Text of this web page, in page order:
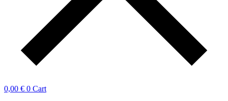
0,00 € 0 Cart